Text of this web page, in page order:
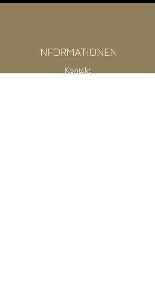
INFORMATIONEN
Kontakt